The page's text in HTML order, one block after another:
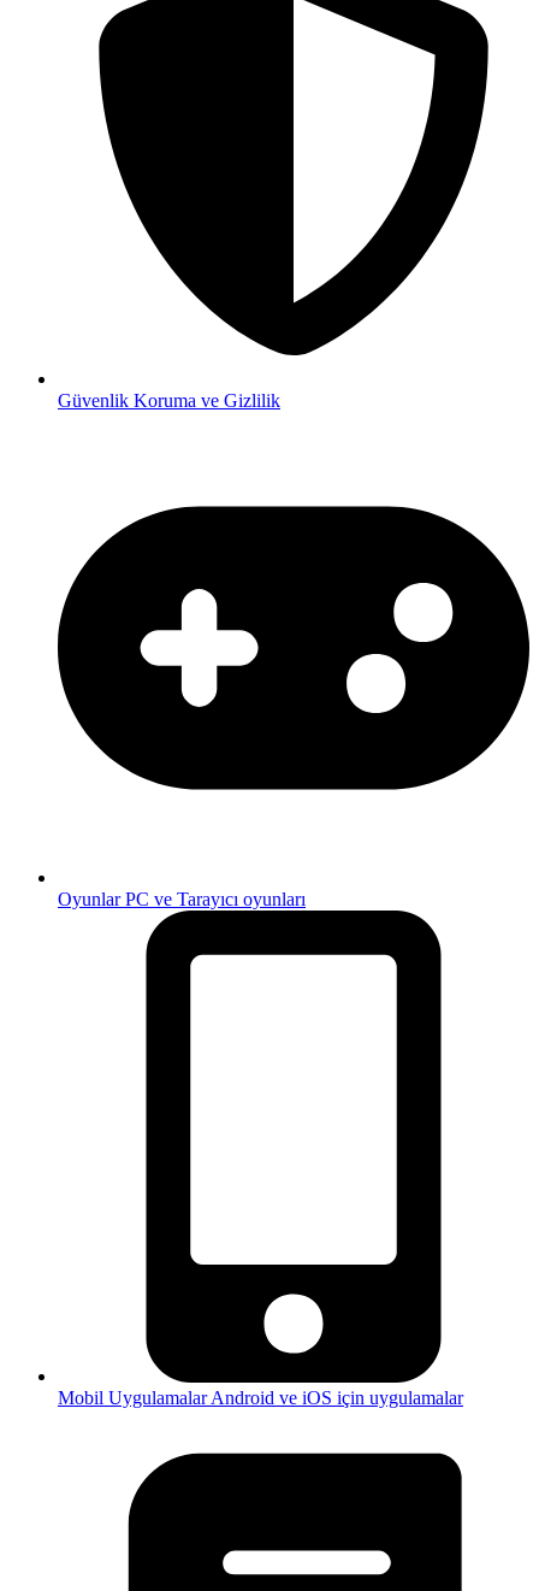
Güvenlik Koruma ve Gizlilik
OyunlarPC ve Tarayıcı oyunları
Mobil UygulamalarAndroid ve iOS için uygulamalar